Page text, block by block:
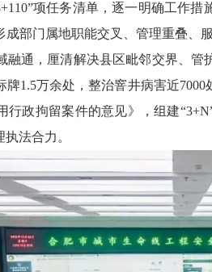
项任务清单，逐一明确工作
部门属地职能交叉、管理重叠、
通，厘清解决县区毗邻交界、管
1.5万余处，整治窨井病害近
行政拘留案件的意见》，组建
法合力。